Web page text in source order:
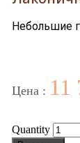
Небольшие
Цена : 11
Quantity